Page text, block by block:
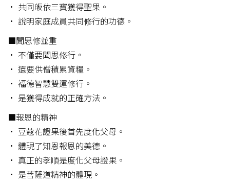
• 共同皈依三寶獲得聖果。
• 說明家庭成員共同修行的功德。
■聞思修並重
• 不僅要聞思修行。
• 還要供僧積累資糧。
• 福德智慧雙運修行。
• 是獲得成就的正確方法。
■報恩的精神
• 豆蔻花證果後首先度化父母。
• 體現了知恩報恩的美德。
• 真正的孝順是度化父母證果。
• 是菩薩道精神的體現。